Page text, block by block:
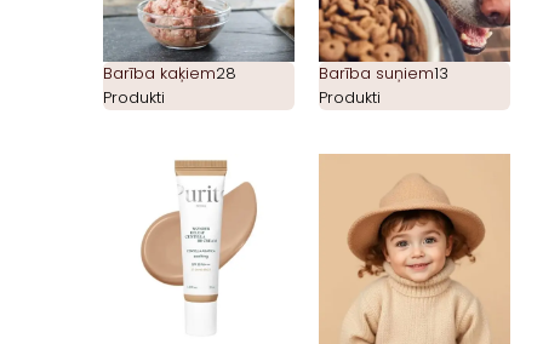
Barība kaķiem28
Produkti
Barība suņiem13
Produkti